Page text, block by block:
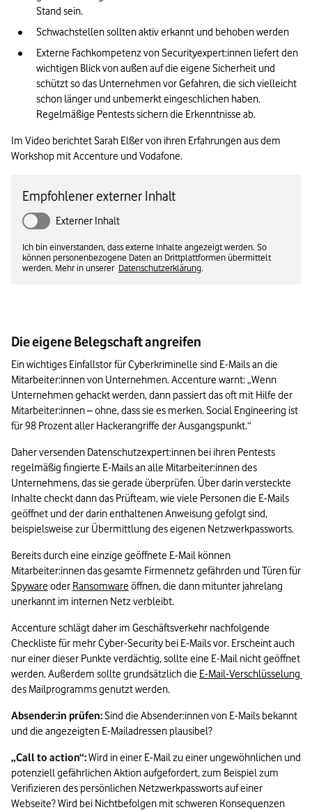
Stand sein.
Schwachstellen sollten aktiv erkannt und behoben werden
Externe Fachkompetenz von Securityexpert:innen liefert den
wichtigen Blick von außen auf die eigene Sicherheit und
schützt so das Unternehmen vor Gefahren, die sich vielleicht
schon länger und unbemerkt eingeschlichen haben.
Regelmäßige Pentests sichern die Erkenntnisse ab.
Im Video berichtet Sarah Elßer von ihren Erfahrungen aus dem
Workshop mit Accenture und Vodafone.
Empfohlener externer Inhalt
Externer Inhalt
Ich bin einverstanden, dass externe Inhalte angezeigt werden. So
können personenbezogene Daten an Drittplattformen übermittelt
werden. Mehr in unserer Datenschutzerklärung.
Die eigene Belegschaft angreifen
Ein wichtiges Einfallstor für Cyberkriminelle sind E-Mails an die
Mitarbeiter:innen von Unternehmen. Accenture warnt: „Wenn
Unternehmen gehackt werden, dann passiert das oft mit Hilfe der
Mitarbeiter:innen – ohne, dass sie es merken. Social Engineering ist
für 98 Prozent aller Hackerangriffe der Ausgangspunkt.“
Daher versenden Datenschutzexpert:innen bei ihren Pentests
regelmäßig fingierte E-Mails an alle Mitarbeiter:innen des
Unternehmens, das sie gerade überprüfen. Über darin versteckte
Inhalte checkt dann das Prüfteam, wie viele Personen die E-Mails
geöffnet und der darin enthaltenen Anweisung gefolgt sind,
beispielsweise zur Übermittlung des eigenen Netzwerkpassworts.
Bereits durch eine einzige geöffnete E-Mail können
Spyware oder Ransomware öffnen, die dann mitunter jahrelang
unerkannt im internen Netz verbleibt.
Accenture schlägt daher im Geschäftsverkehr nachfolgende
Checkliste für mehr Cyber-Security bei E-Mails vor. Erscheint auch
nur einer dieser Punkte verdächtig, sollte eine E-Mail nicht geöffnet
werden. Außerdem sollte grundsätzlich die
des Mailprogramms genutzt werden.
Absender:in prüfen: Sind die Absender:innen von E-Mails bekannt
und die angezeigten E-Mailadressen plausibel?
„Call to action“: Wird in einer E-Mail zu einer ungewöhnlichen und
potenziell gefährlichen Aktion aufgefordert, zum Beispiel zum
Verifizieren des persönlichen Netzwerkpassworts auf einer
Webseite? Wird bei Nichtbefolgen mit schweren Konsequenzen